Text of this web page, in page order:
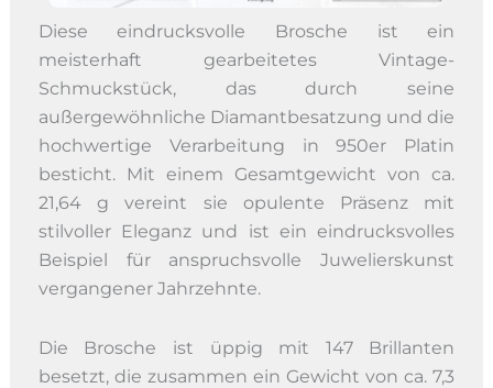
Diese eindrucksvolle Brosche ist ein
meisterhaft gearbeitetes Vintage-
Schmuckstück, das durch seine
außergewöhnliche Diamantbesatzung und die
hochwertige Verarbeitung in 950er Platin
besticht. Mit einem Gesamtgewicht von ca.
21,64 g vereint sie opulente Präsenz mit
stilvoller Eleganz und ist ein eindrucksvolles
Beispiel für anspruchsvolle Juwelierskunst
vergangener Jahrzehnte.
Die Brosche ist üppig mit 147 Brillanten
besetzt, die zusammen ein Gewicht von ca. 7,3